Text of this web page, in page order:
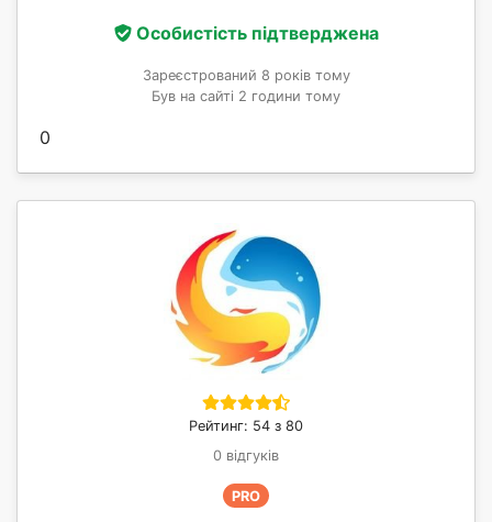
Особистість підтверджена
Зареєстрований 8 років тому
Був на сайті 2 години тому
0
Рейтинг: 54 з 80
0 відгуків
PRO